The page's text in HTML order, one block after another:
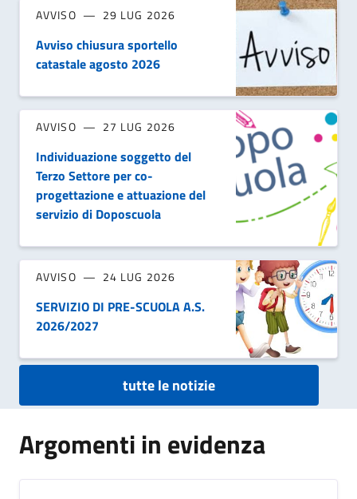
AVVISO 29 LUG 2026
Avviso chiusura sportello
catastale agosto 2026
AVVISO 27 LUG 2026
Individuazione soggetto del
Terzo Settore per co-
progettazione e attuazione del
servizio di Doposcuola
AVVISO 24 LUG 2026
SERVIZIO DI PRE-SCUOLA A.S.
2026/2027
tutte le notizie
Argomenti in evidenza